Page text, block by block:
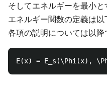
そしてエネルギーを最小
エネルギー関数の定義は以
各項の説明については以降